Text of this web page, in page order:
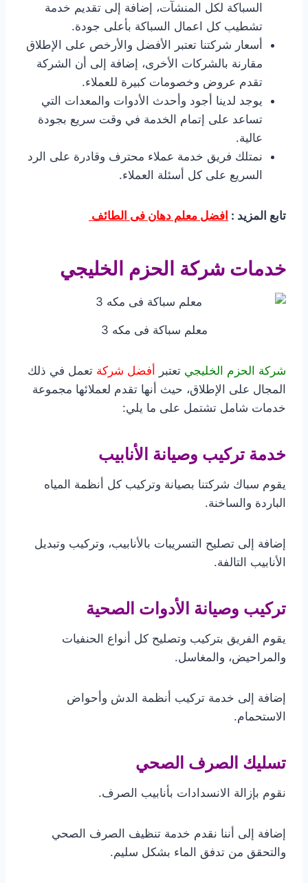
السباكة لكل المنشآت، إضافة إلى تقديم خدمة
تشطيب كل اعمال السباكة بأعلى جودة.
أسعار شركتنا تعتبر الأفضل والأرخص على الإطلاق
مقارنة بالشركات الأخرى، إضافة إلى أن الشركة
تقدم عروض وخصومات كبيرة للعملاء.
يوجد لدينا أجود وأحدث الأدوات والمعدات التي
تساعد على إتمام الخدمة في وقت سريع بجودة
عالية.
نمتلك فريق خدمة عملاء محترف وقادرة على الرد
السريع على كل أسئلة العملاء.
تابع المزيد : افضل معلم دهان فى الطائف
خدمات شركة الحزم الخليجي
معلم سباكة فى مكه 3
شركة الحزم الخليجي تعتبر أفضل شركة تعمل في ذلك
المجال على الإطلاق، حيث أنها تقدم لعملائها مجموعة
خدمات شامل تشتمل على ما يلي:
خدمة تركيب وصيانة الأنابيب
يقوم سباك شركتنا بصيانة وتركيب كل أنظمة المياه
الباردة والساخنة.
إضافة إلى تصليح التسريبات بالأنابيب، وتركيب وتبديل
الأنابيب التالفة.
تركيب وصيانة الأدوات الصحية
يقوم الفريق بتركيب وتصليح كل أنواع الحنفيات
والمراحيض، والمغاسل.
إضافة إلى خدمة تركيب أنظمة الدش وأحواض
الاستحمام.
تسليك الصرف الصحي
نقوم بإزالة الانسدادات بأنابيب الصرف.
إضافة إلى أننا نقدم خدمة تنظيف الصرف الصحي
والتحقق من تدفق الماء بشكل سليم.